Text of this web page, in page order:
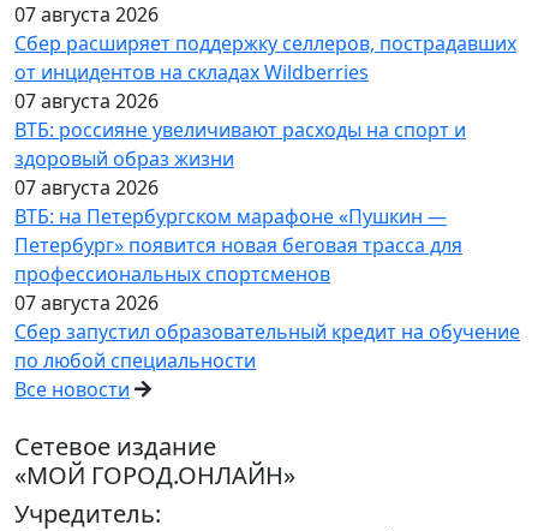
07 августа 2026
Сбер расширяет поддержку селлеров, пострадавших
от инцидентов на складах Wildberries
07 августа 2026
ВТБ: россияне увеличивают расходы на спорт и
здоровый образ жизни
07 августа 2026
ВТБ: на Петербургском марафоне «Пушкин —
Петербург» появится новая беговая трасса для
профессиональных спортсменов
07 августа 2026
Сбер запустил образовательный кредит на обучение
по любой специальности
Все новости
Сетевое издание
«МОЙ ГОРОД.ОНЛАЙН»
Учредитель: